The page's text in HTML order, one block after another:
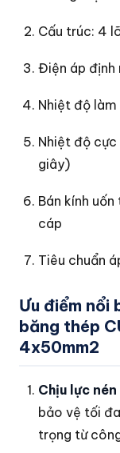
Cấu trúc: 4
Điện áp định
Nhiệt độ
Nhiệt độ
giây)
Bán kính
cáp
Tiêu chuẩn
Ưu điểm nổi
băng thép
4x50mm2
Chịu lực
bảo vệ tối
trọng từ